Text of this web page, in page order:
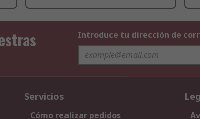
Introduce tu dirección de
Servicios
Cómo realizar pedidos